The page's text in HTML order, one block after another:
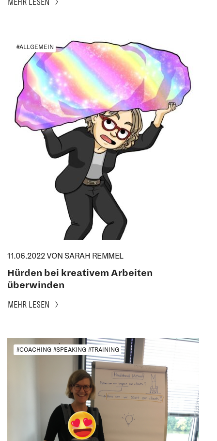
#ALLGEMEIN
11.06.2022 VON SARAH REMMEL
Hürden bei kreativem Arbeiten
überwinden
MEHR LESEN
#COACHING #SPEAKING #TRAINING